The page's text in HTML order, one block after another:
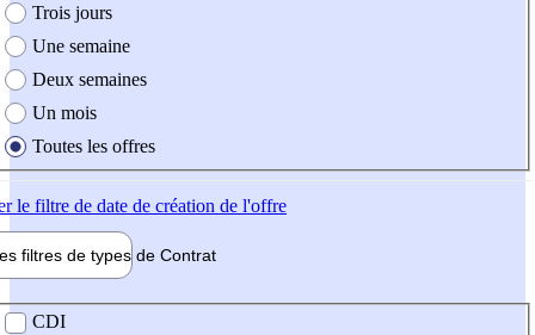
Trois jours
Une semaine
Deux semaines
Un mois
Toutes les offres
le filtre de date de création de l'offre
filtres de types de Contrat
contrat
CDI